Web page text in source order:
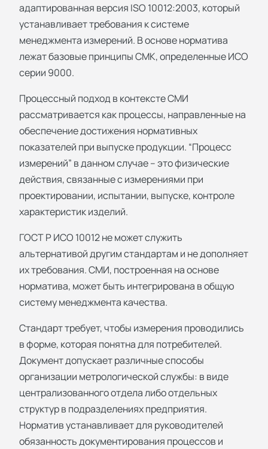
адаптированная версия ISO 10012:2003, который
устанавливает требования к системе
менеджмента измерений. В основе норматива
лежат базовые принципы СМК, определенные ИСО
серии 9000.
Процессный подход в контексте СМИ
рассматривается как процессы, направленные на
обеспечение достижения нормативных
показателей при выпуске продукции. “Процесс
измерений” в данном случае – это физические
действия, связанные с измерениями при
проектировании, испытании, выпуске, контроле
характеристик изделий.
ГОСТ Р ИСО 10012 не может служить
альтернативой другим стандартам и не дополняет
их требования. СМИ, построенная на основе
норматива, может быть интегрирована в общую
систему менеджмента качества.
Стандарт требует, чтобы измерения проводились
в форме, которая понятна для потребителей.
Документ допускает различные способы
организации метрологической службы: в виде
централизованного отдела либо отдельных
структур в подразделениях предприятия.
Норматив устанавливает для руководителей
обязанность документирования процессов и